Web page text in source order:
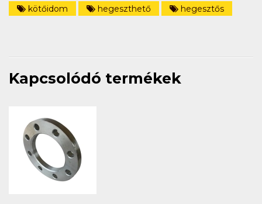
kötőidom
hegeszthető hegesztős
Kapcsolódó termékek